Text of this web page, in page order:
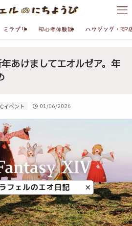
ミラプリ 初心者体験談 ハウジング・RP
あけましてエオルゼア。年
イベント 01/06/2026